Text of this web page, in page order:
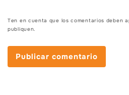
Ten en cuenta que los comentarios deben
publiquen.